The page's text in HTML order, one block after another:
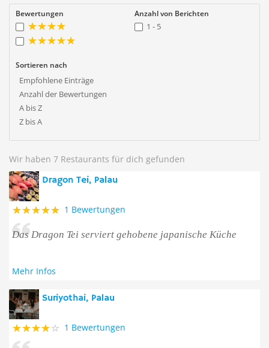
Bewertungen Anzahl von Berichten
1 - 5
Sortieren nach
Empfohlene Einträge
Anzahl der Bewertungen
A bis Z
Z bis A
Wir haben 7 Restaurants für dich gefunden
Dragon Tei, Palau
1 Bewertungen
Das Dragon Tei serviert gehobene japanische Küche
Mehr Infos
Suriyothai, Palau
1 Bewertungen